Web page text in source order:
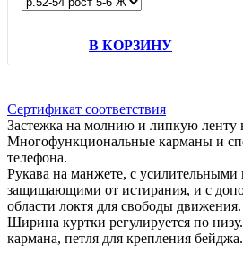
В КОРЗИНУ
Сертификат соответствия
Застежка на молнию и липкую ленту
Многофункциональные карманы и
телефона.
Рукава на манжете, с усилительными
защищающими от истирания, и с
области локтя для свободы движения.
Ширина куртки регулируется по
кармана, петля для крепления бейджа.